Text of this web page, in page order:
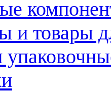
и товары